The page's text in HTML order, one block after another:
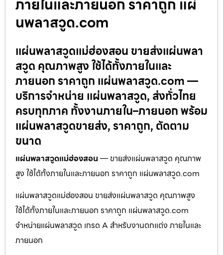
ภายในและภายนอก ราคาถูก แผ่
นพลาสวูด.com
แผ่นพลาสวูดแม่ฮ่องสอน ขายส่งแผ่นพลา
สวูด คุณภาพสูง ใช้ได้ทั้งภายในและ
ภายนอก ราคาถูก แผ่นพลาสวูด.com —
บริการจำหน่าย แผ่นพลาสวูด, ส่งทั่วไทย
ครบทุกภาค ทั้งงานภายใน–ภายนอก พร้อม
แผ่นพลาสวูดขายส่ง, ราคาถูก, ตัดตาม
ขนาด
แผ่นพลาสวูดแม่ฮ่องสอน — ขายส่งแผ่นพลาสวูด คุณภาพ
สูง ใช้ได้ทั้งภายในและภายนอก ราคาถูก แผ่นพลาสวูด.com
แผ่นพลาสวูดแม่ฮ่องสอน ขายส่งแผ่นพลาสวูด คุณภาพสูง
ใช้ได้ทั้งภายในและภายนอก ราคาถูก แผ่นพลาสวูด.com
จำหน่ายแผ่นพลาสวูด เกรด A สำหรับงานตกแต่ง ภายในและ
ภายนอก